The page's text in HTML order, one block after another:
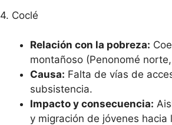
4. Coclé
Relación con la pobreza:
montañoso (Penonomé
Causa: Falta de vías de
subsistencia.
Impacto y consecuencia:
y migración de jóvenes hacia